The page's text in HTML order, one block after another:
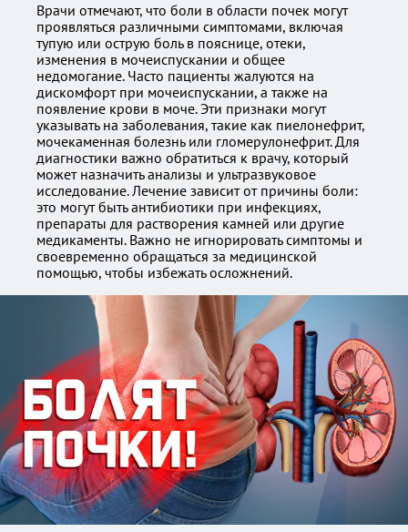
Врачи отмечают, что боли в области почек могут
проявляться различными симптомами, включая
тупую или острую боль в пояснице, отеки,
изменения в мочеиспускании и общее
недомогание. Часто пациенты жалуются на
дискомфорт при мочеиспускании, а также на
появление крови в моче. Эти признаки могут
указывать на заболевания, такие как пиелонефрит,
мочекаменная болезнь или гломерулонефрит. Для
диагностики важно обратиться к врачу, который
может назначить анализы и ультразвуковое
исследование. Лечение зависит от причины боли:
это могут быть антибиотики при инфекциях,
препараты для растворения камней или другие
медикаменты. Важно не игнорировать симптомы и
своевременно обращаться за медицинской
помощью, чтобы избежать осложнений.